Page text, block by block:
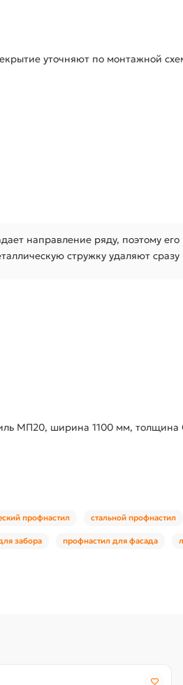
уточняют по монтажной
направление ряду, поэтому
стружку удаляют сразу
МП20, ширина 1100 мм, толщина
профнастил стальной профнастил
забора профнастил для фасада